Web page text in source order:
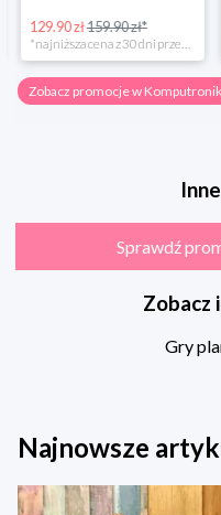
129.90 zł159.90 zł*
*najniższa cena z 30 dni przed obniżką
Zobacz promocje w Komputronik
Sprawdź
Zobacz
Gry
Najnowsze